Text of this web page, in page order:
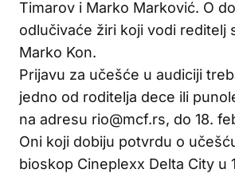
Timarov i Marko Marković. O
odlučivaće žiri koji vodi reditelj
Marko Kon.
Prijavu za učešće u audiciji
jedno od roditelja dece ili
na adresu rio@mcf.rs, do 18.
Oni koji dobiju potvrdu o
bioskop Cineplexx Delta City u